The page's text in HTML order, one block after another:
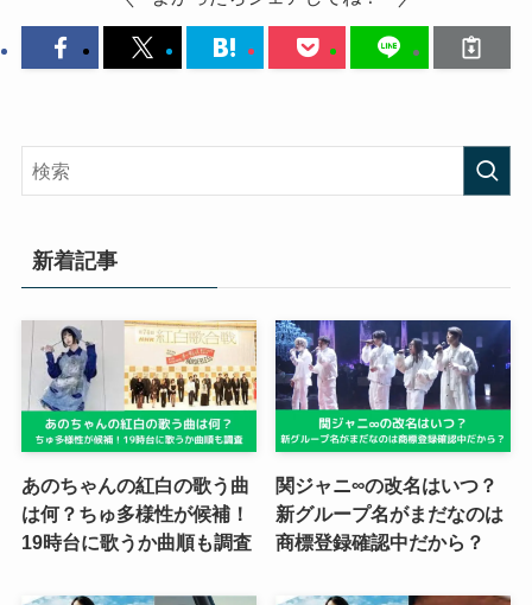
新着記事
あのちゃんの紅白の歌う曲
は何？ちゅ多様性が候補！
19時台に歌うか曲順も調査
関ジャニ∞の改名はいつ？
新グループ名がまだなのは
商標登録確認中だから？